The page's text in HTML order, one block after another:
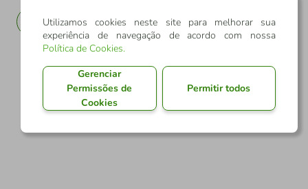
EN
Utilizamos cookies neste site para melhorar sua
experiência de navegação de acordo com nossa
Política de Cookies.
Gerenciar
Permissões de
Cookies
Permitir todos